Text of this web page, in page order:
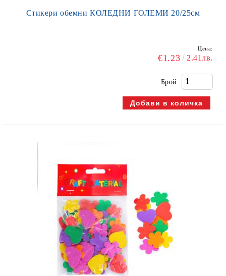
Стикери обемни КОЛЕДНИ ГОЛЕМИ 20/25см
Цена:
€1.23 2.41лв.
Брой: